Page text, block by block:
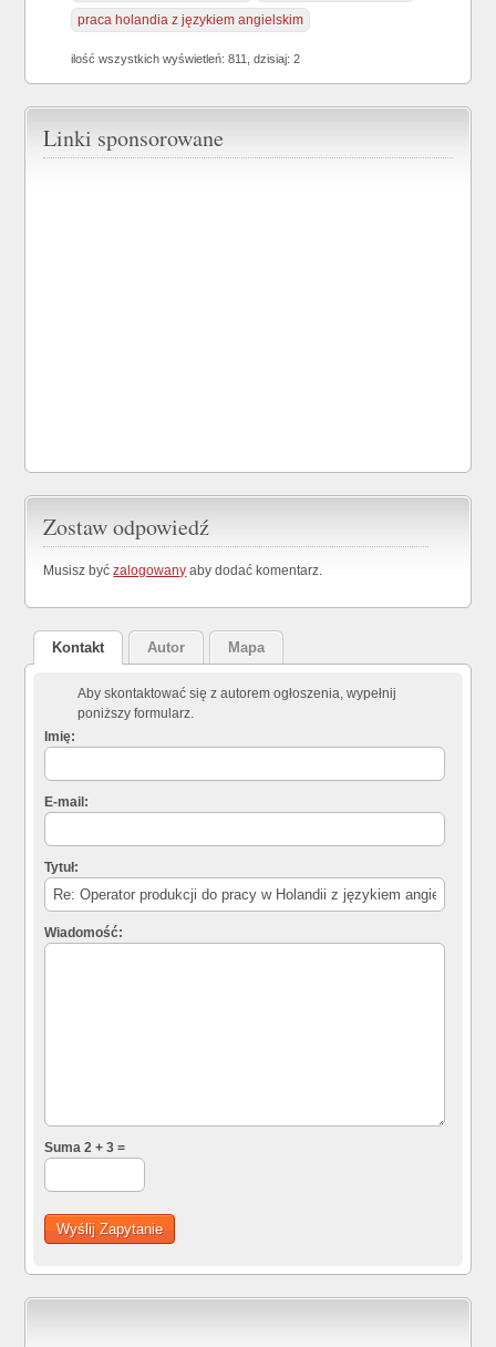
praca holandia z językiem angielskim
ilość wszystkich wyświetleń: 811, dzisiaj: 2
Linki sponsorowane
Zostaw odpowiedź
Musisz byćzalogowany aby dodać komentarz.
Kontakt Autor Mapa
Aby skontaktować się z autorem ogłoszenia, wypełnij
poniższy formularz.
Imię:
E-mail:
Tytuł:
Wiadomość:
Suma 2 + 3 =